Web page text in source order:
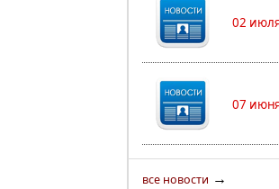
02
07
все новости →